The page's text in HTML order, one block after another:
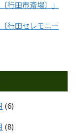
行田市斎場〕」
行田セレモニー
(6)
(8)